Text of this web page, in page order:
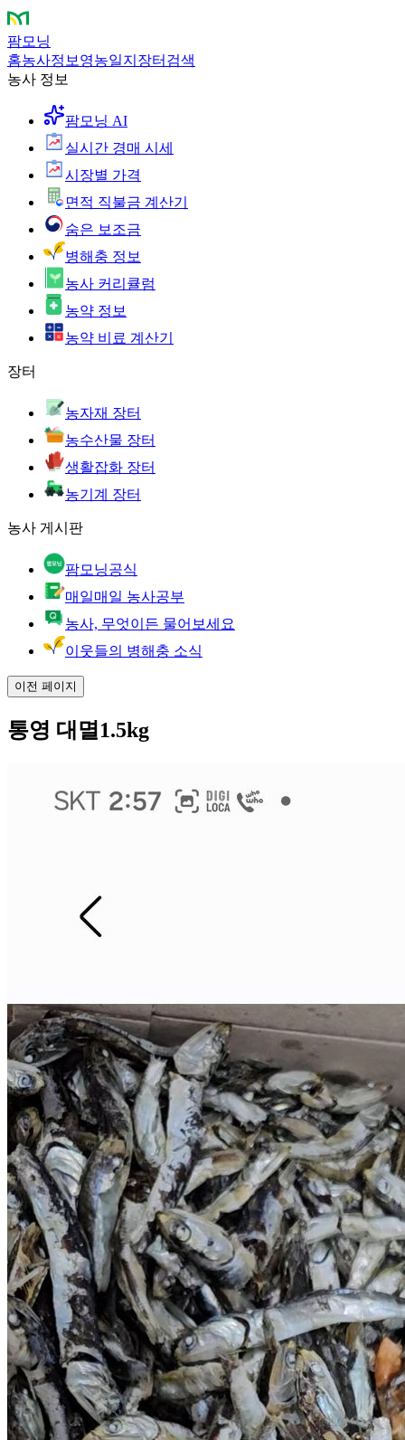
팜모닝
홈농사정보 영농일지 장터 검색
농사 정보
팜모닝 AI
실시간 경매 시세
시장별 가격
면적 직불금 계산기
숨은 보조금
병해충 정보
농사 커리큘럼
농약 정보
농약 비료 계산기
장터
농자재 장터
농수산물 장터
생활잡화 장터
농기계 장터
농사 게시판
팜모닝공식
매일매일 농사공부
농사, 무엇이든 물어보세요
이웃들의 병해충 소식
이전 페이지
통영 대멸1.5kg